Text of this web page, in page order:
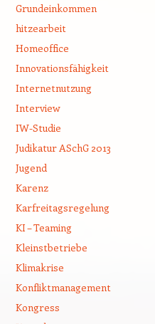
Grundeinkommen
hitzearbeit
Homeoffice
Innovationsfähigkeit
Internetnutzung
Interview
IW-Studie
Judikatur ASchG 2013
Jugend
Karenz
Karfreitagsregelung
KI – Teaming
Kleinstbetriebe
Klimakrise
Konfliktmanagement
Kongress